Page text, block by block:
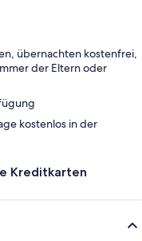
übernachten kostenfrei,
der Eltern oder
kostenlos in der
Kreditkarten